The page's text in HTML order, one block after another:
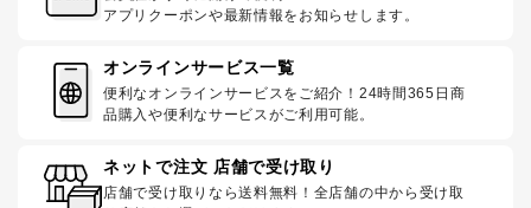
アプリクーポンや最新情報をお知らせします。
オンラインサービス一覧
便利なオンラインサービスをご紹介！24時間365日商
品購入や便利なサービスがご利用可能。
ネットで注文 店舗で受け取り
店舗で受け取りなら送料無料！全店舗の中から受け取